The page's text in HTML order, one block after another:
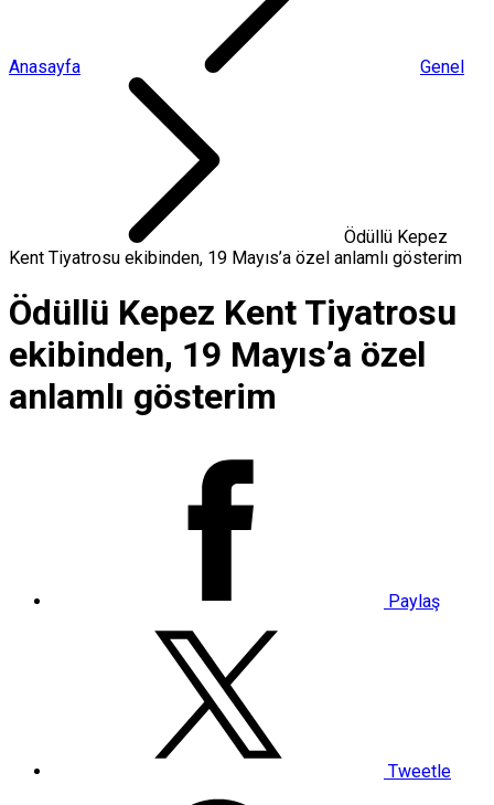
Anasayfa Genel
Ödüllü Kepez
Kent Tiyatrosu ekibinden, 19 Mayıs’a özel anlamlı gösterim
Ödüllü Kepez Kent Tiyatrosu
ekibinden, 19 Mayıs’a özel
anlamlı gösterim
Paylaş
Tweetle